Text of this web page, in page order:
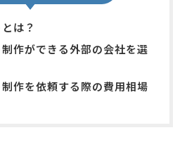
は？
作ができる外部の会社を選
作を依頼する際の費用相場